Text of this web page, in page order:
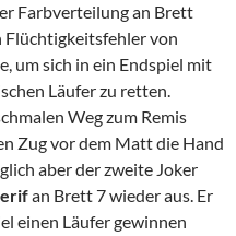
Farbverteilung an Brett
Flüchtigkeitsfehler von
um sich in ein Endspiel mit
Läufer zu retten.
Weg zum Remis
Zug vor dem Matt die Hand
aber der zweite Joker
an Brett 7 wieder aus. Er
einen Läufer gewinnen